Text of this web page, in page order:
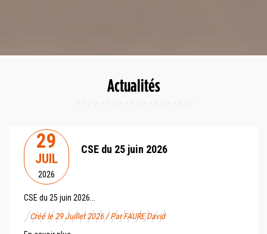
Actualités
29
JUIL
2026
CSE du 25 juin 2026
CSE du 25 juin 2026...
Créé le 29 Juillet 2026 / Par FAURE David